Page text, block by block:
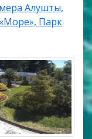
Алушты,
Парк